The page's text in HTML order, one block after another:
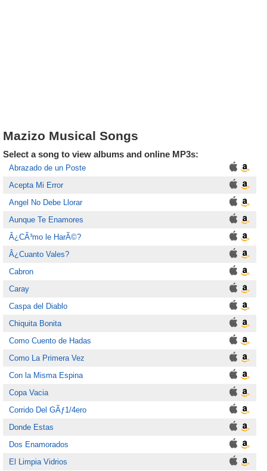
Mazizo Musical Songs
Select a song to view albums and online MP3s:
Abrazado de un Poste
Acepta Mi Error
Angel No Debe Llorar
Aunque Te Enamores
Â¿CÃ³mo le HarÃ©?
Â¿Cuanto Vales?
Cabron
Caray
Caspa del Diablo
Chiquita Bonita
Como Cuento de Hadas
Como La Primera Vez
Con la Misma Espina
Copa Vacia
Corrido Del GÃƒ1/4ero
Donde Estas
Dos Enamorados
El Limpia Vidrios